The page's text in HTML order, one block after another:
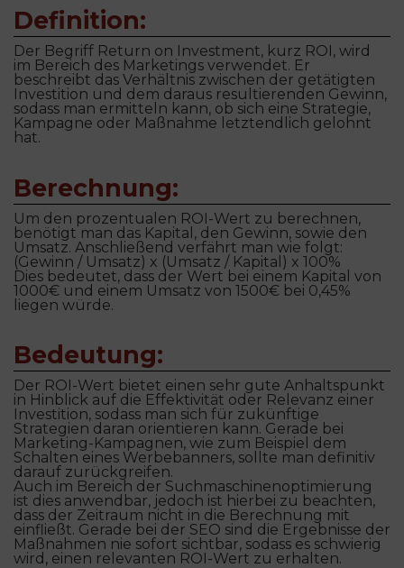
Definition:
Der Begriff Return on Investment, kurz ROI, wird
im Bereich des Marketings verwendet. Er
beschreibt das Verhältnis zwischen der getätigten
Investition und dem daraus resultierenden Gewinn,
sodass man ermitteln kann, ob sich eine Strategie,
Kampagne oder Maßnahme letztendlich gelohnt
hat.
Berechnung:
Um den prozentualen ROI-Wert zu berechnen,
benötigt man das Kapital, den Gewinn, sowie den
Umsatz. Anschließend verfährt man wie folgt:
(Gewinn / Umsatz) x (Umsatz / Kapital) x 100%
Dies bedeutet, dass der Wert bei einem Kapital von
1000€ und einem Umsatz von 1500€ bei 0,45%
liegen würde.
Bedeutung:
Der ROI-Wert bietet einen sehr gute Anhaltspunkt
in Hinblick auf die Effektivität oder Relevanz einer
Investition, sodass man sich für zukünftige
Strategien daran orientieren kann. Gerade bei
Marketing-Kampagnen, wie zum Beispiel dem
Schalten eines Werbebanners, sollte man definitiv
darauf zurückgreifen.
Auch im Bereich der Suchmaschinenoptimierung
ist dies anwendbar, jedoch ist hierbei zu beachten,
dass der Zeitraum nicht in die Berechnung mit
einfließt. Gerade bei der SEO sind die Ergebnisse der
Maßnahmen nie sofort sichtbar, sodass es schwierig
wird, einen relevanten ROI-Wert zu erhalten.